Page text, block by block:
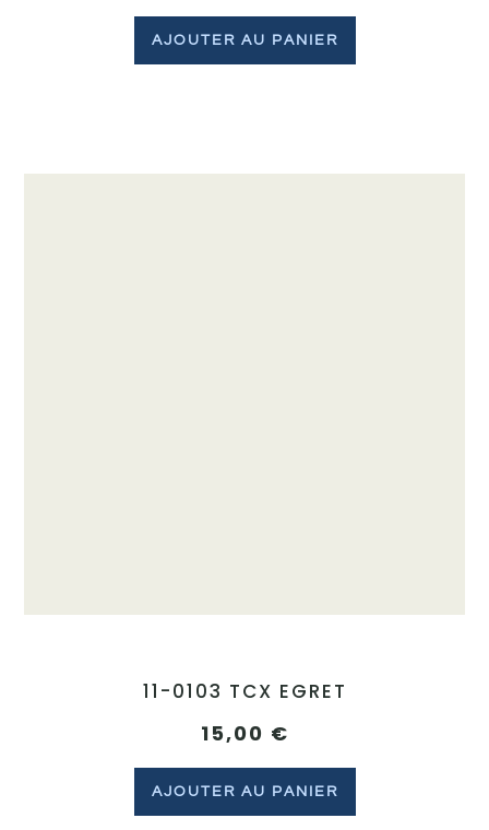
AJOUTER AU PANIER
11-0103 TCX EGRET
15,00 €
AJOUTER AU PANIER